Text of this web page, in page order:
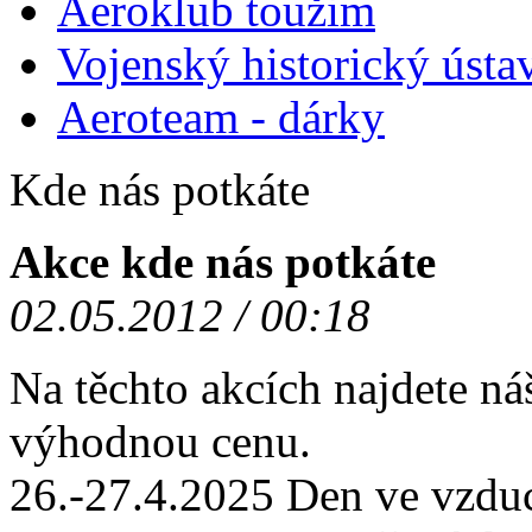
Vojenský historický
Aeroteam - dárky
Kde nás potkáte
Akce kde nás potkáte
02.05.2012 / 00:18
Na těchto akcích najdete
výhodnou cenu.
26.-27.4.2025 Den ve